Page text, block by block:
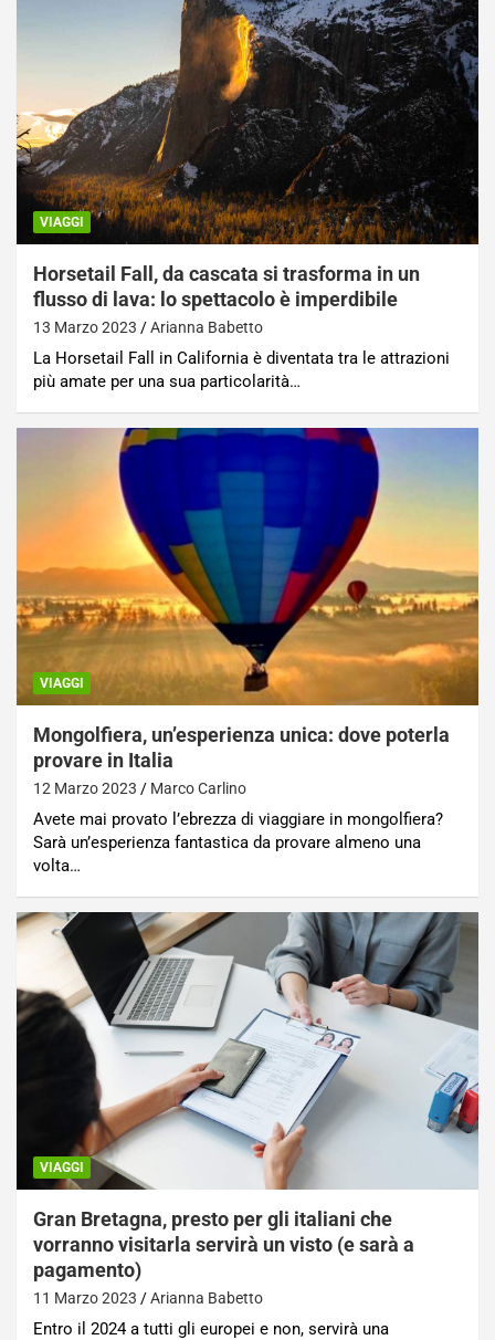
VIAGGI
Horsetail Fall, da cascata si trasforma in un
flusso di lava: lo spettacolo è imperdibile
13 Marzo 2023 Arianna Babetto
La Horsetail Fall in California è diventata tra le attrazioni
più amate per una sua particolarità…
VIAGGI
Mongolfiera, un’esperienza unica: dove poterla
provare in Italia
12 Marzo 2023 Marco Carlino
Avete mai provato l’ebrezza di viaggiare in mongolfiera?
Sarà un’esperienza fantastica da provare almeno una
volta…
VIAGGI
Gran Bretagna, presto per gli italiani che
vorranno visitarla servirà un visto (e sarà a
pagamento)
11 Marzo 2023 Arianna Babetto
Entro il 2024 a tutti gli europei e non, servirà una